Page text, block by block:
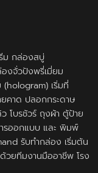
ม กล่องสบู่
งจั่วปังพรี่เมี่ยม
เริ่มที่
คาด ปลอกกระดาษ
โบรชัวร์ ถุงผ้า ตู้ป้าย
รออกแบบ และ พิมพ์
รับทำกล่อง เริ่มต้น
ยทีมงานมืออาชีพ โรง